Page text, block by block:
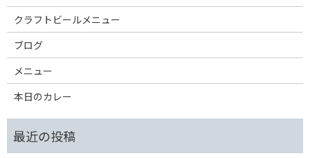
クラフトビールメニュー
ブログ
メニュー
本日のカレー